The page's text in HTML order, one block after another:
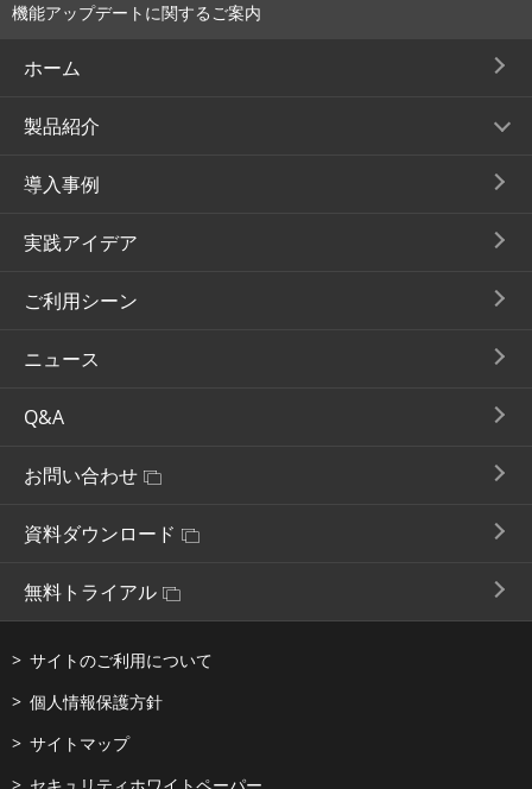
機能アップデートに関するご案内
ホーム
製品紹介
導入事例
実践アイデア
ご利用シーン
ニュース
Q&A
お問い合わせ
資料ダウンロード
無料トライアル
サイトのご利用について
個人情報保護方針
サイトマップ